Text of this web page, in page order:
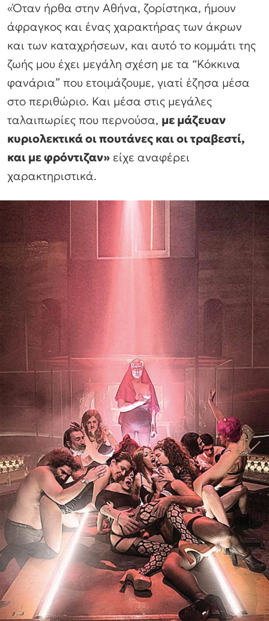
«Όταν ήρθα στην Αθήνα, ζορίστηκα, ήμουν
άφραγκος και ένας χαρακτήρας των άκρων
και των καταχρήσεων, και αυτό το κομμάτι της
ζωής μου έχει μεγάλη σχέση με τα “Κόκκινα
φανάρια” που ετοιμάζουμε, γιατί έζησα μέσα
στο περιθώριο. Και μέσα στις μεγάλες
ταλαιπωρίες που περνούσα, με μάζευαν
κυριολεκτικά οι πουτάνες και οι τραβεστί,
και με φρόντιζαν» είχε αναφέρει
χαρακτηριστικά.